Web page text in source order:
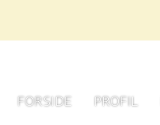
FORSIDE PROFIL